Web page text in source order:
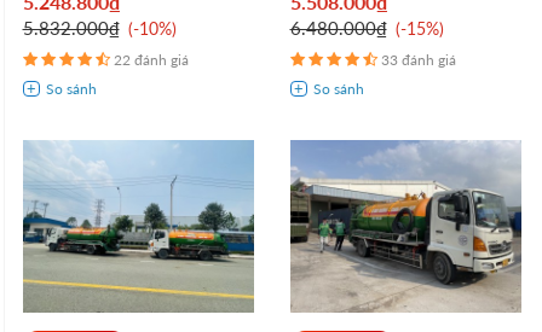
5.832.000₫ -10%
22 đánh giá
6.480.000₫ -15%
33 đánh giá